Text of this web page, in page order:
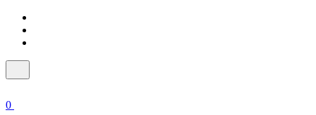
0